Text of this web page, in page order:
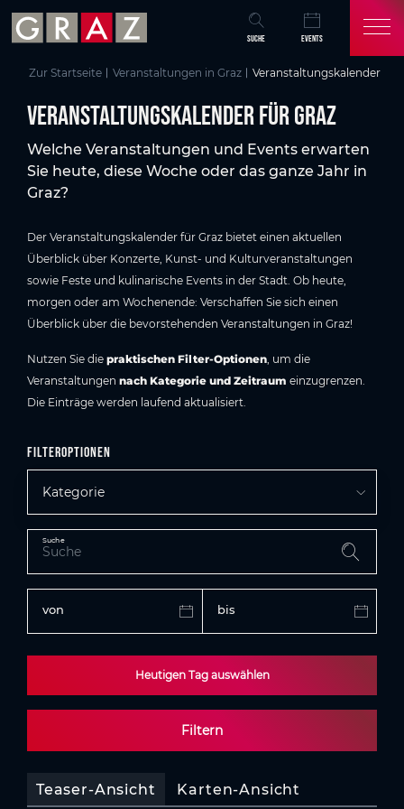
Zum Hauptinhalt springen
Zum Inhaltsverzeichnis springen
Zur Hauptnavigation springen
SUCHE EVENTS
Zur Startseite Veranstaltungen in Graz Veranstaltungskalender
Veranstaltungskalender für Graz
Welche Veranstaltungen und Events erwarten
Sie heute, diese Woche oder das ganze Jahr in
Graz?
Der Veranstaltungskalender für Graz bietet einen aktuellen
Überblick über Konzerte, Kunst- und Kulturveranstaltungen
sowie Feste und kulinarische Events in der Stadt. Ob heute,
morgen oder am Wochenende: Verschaffen Sie sich einen
Überblick über die bevorstehenden Veranstaltungen in Graz!
Nutzen Sie die praktischen Filter-Optionen , um die
Veranstaltungen nach Kategorie und Zeitraum einzugrenzen.
Die Einträge werden laufend aktualisiert.
Filteroptionen
Kategorie
Suche
von bis
Heutigen Tag auswählen
Filtern
Teaser-Ansicht Karten-Ansicht